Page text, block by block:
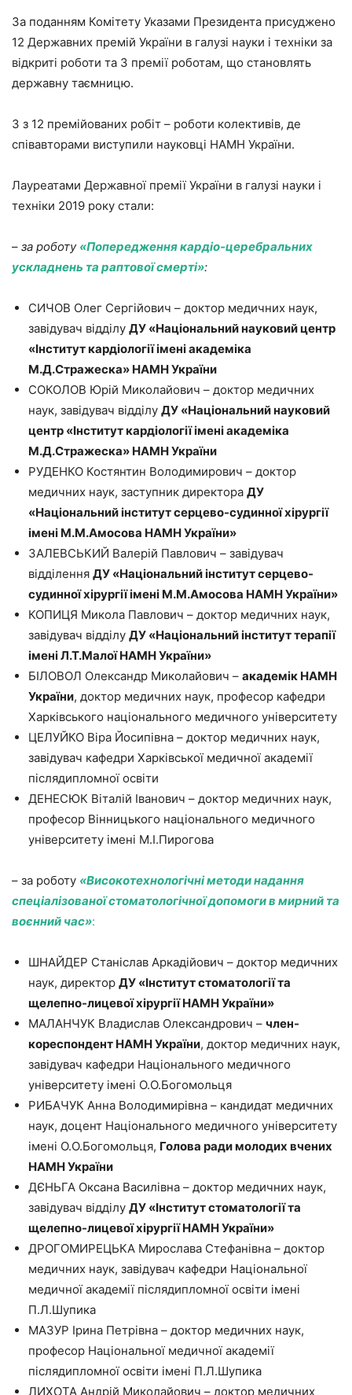
За поданням Комітету Указами Президента присуджено
12 Державних премій України в галузі науки і техніки за
відкриті роботи та 3 премії роботам, що становлять
державну таємницю.
3 з 12 премійованих робіт – роботи колективів, де
співавторами виступили науковці НАМН України.
Лауреатами Державної премії України в галузі науки і
техніки 2019 року стали:
– за роботу «Попередження кардіо-церебральних
ускладнень та раптової смерті»:
СИЧОВ Олег Сергійович – доктор медичних наук,
завідувач відділу ДУ «Національний науковий центр
«Інститут кардіології імені академіка
М.Д.Стражеска» НАМН України
СОКОЛОВ Юрій Миколайович – доктор медичних
наук, завідувач відділу ДУ «Національний науковий
центр «Інститут кардіології імені академіка
М.Д.Стражеска» НАМН України
РУДЕНКО Костянтин Володимирович – доктор
медичних наук, заступник директора ДУ
«Національний інститут серцево-судинної хірургії
імені М.М.Амосова НАМН України»
ЗАЛЕВСЬКИЙ Валерій Павлович – завідувач
відділення ДУ «Національний інститут серцево-
судинної хірургії імені М.М.Амосова НАМН України»
КОПИЦЯ Микола Павлович – доктор медичних наук,
завідувач відділу ДУ «Національний інститут терапії
імені Л.Т.Малої НАМН України»
БІЛОВОЛ Олександр Миколайович – академік НАМН
України, доктор медичних наук, професор кафедри
Харківського національного медичного університету
ЦЕЛУЙКО Віра Йосипівна – доктор медичних наук,
завідувач кафедри Харківської медичної академії
післядипломної освіти
ДЕНЕСЮК Віталій Іванович – доктор медичних наук,
професор Вінницького національного медичного
університету імені М.І.Пирогова
– за роботу «Високотехнологічні методи надання
спеціалізованої стоматологічної допомоги в мирний та
воєнний час»:
ШНАЙДЕР Станіслав Аркадійович – доктор медичних
наук, директор ДУ «Інститут стоматології та
щелепно-лицевої хірургії НАМН України»
МАЛАНЧУК Владислав Олександрович – член-
кореспондент НАМН України, доктор медичних наук,
завідувач кафедри Національного медичного
університету імені О.О.Богомольця
РИБАЧУК Анна Володимирівна – кандидат медичних
наук, доцент Національного медичного університету
імені О.О.Богомольця, Голова ради молодих вчених
НАМН України
ДЄНЬГА Оксана Василівна – доктор медичних наук,
завідувач відділу ДУ «Інститут стоматології та
щелепно-лицевої хірургії НАМН України»
ДРОГОМИРЕЦЬКА Мирослава Стефанівна – доктор
медичних наук, завідувач кафедри Національної
медичної академії післядипломної освіти імені
П.Л.Шупика
МАЗУР Ірина Петрівна – доктор медичних наук,
професор Національної медичної академії
післядипломної освіти імені П.Л.Шупика
ЛИХОТА Андрій Миколайович – доктор медичних